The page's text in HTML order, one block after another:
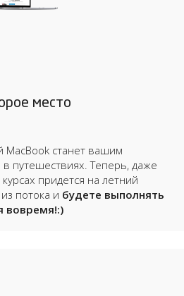
место
станет вашим
путешествиях. Теперь, даже
придется на летний
потока и будете выполнять
вовремя!:)